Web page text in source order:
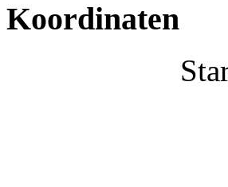
Koordinaten